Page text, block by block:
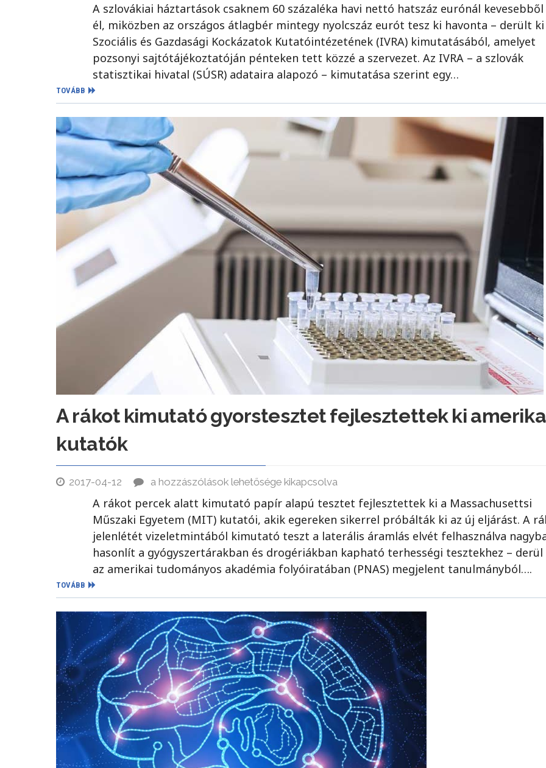
A szlovákiai háztartások csaknem 60 százaléka havi nettó hatszáz eurónál kevesebből
él, miközben az országos átlagbér mintegy nyolcszáz eurót tesz ki havonta – derült
Szociális és Gazdasági Kockázatok Kutatóintézetének (IVRA) kimutatásából, amelyet
pozsonyi sajtótájékoztatóján pénteken tett közzé a szervezet. Az IVRA – a szlovák
statisztikai hivatal (SÚSR) adataira alapozó – kimutatása szerint egy…
TOVÁBB
A rákot kimutató gyorstesztet fejlesztettek ki
kutatók
2017-04-12 a hozzászólások lehetősége kikapcsolva
A rákot percek alatt kimutató papír alapú tesztet fejlesztettek ki a Massachusettsi
Műszaki Egyetem (MIT) kutatói, akik egereken sikerrel próbálták ki az új eljárást. A
jelenlétét vizeletmintából kimutató teszt a laterális áramlás elvét felhasználva
hasonlít a gyógyszertárakban és drogériákban kapható terhességi tesztekhez –
az amerikai tudományos akadémia folyóiratában (PNAS) megjelent tanulmányból….
TOVÁBB